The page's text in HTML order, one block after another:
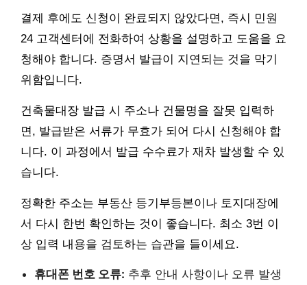
결제 후에도 신청이 완료되지 않았다면, 즉시 민원
24 고객센터에 전화하여 상황을 설명하고 도움을 요
청해야 합니다. 증명서 발급이 지연되는 것을 막기
위함입니다.
건축물대장 발급 시 주소나 건물명을 잘못 입력하
면, 발급받은 서류가 무효가 되어 다시 신청해야 합
니다. 이 과정에서 발급 수수료가 재차 발생할 수 있
습니다.
정확한 주소는 부동산 등기부등본이나 토지대장에
서 다시 한번 확인하는 것이 좋습니다. 최소 3번 이
상 입력 내용을 검토하는 습관을 들이세요.
휴대폰 번호 오류: 추후 안내 사항이나 오류 발생